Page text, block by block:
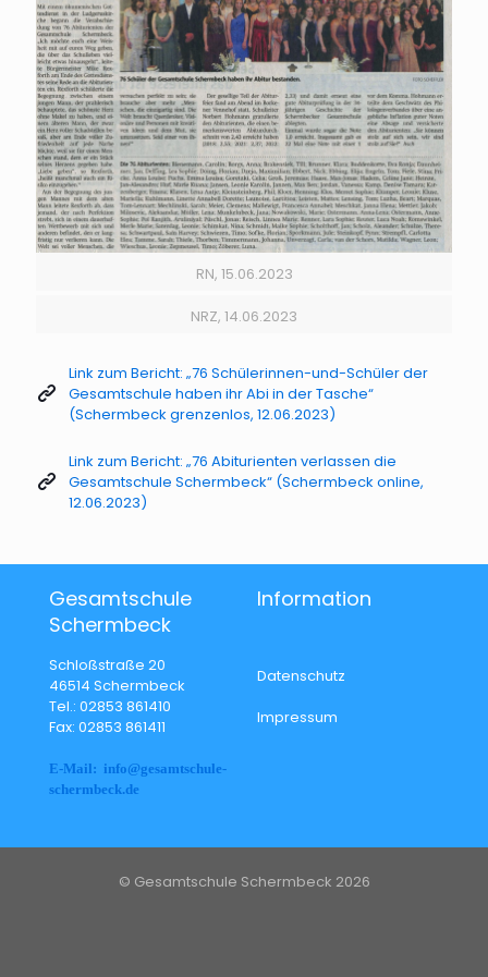
RN, 15.06.2023
NRZ, 14.06.2023
Link zum Bericht: „76 Schülerinnen-und-Schüler der
Gesamtschule haben ihr Abi in der Tasche“
(Schermbeck grenzenlos, 12.06.2023)
Link zum Bericht: „76 Abiturienten verlassen die
Gesamtschule Schermbeck“ (Schermbeck online,
12.06.2023)
Gesamtschule
Schermbeck
Schloßstraße 20
46514 Schermbeck
Tel.: 02853 861410
Fax: 02853 861411
E-Mail: info@gesamtschule-
schermbeck.de
Information
Datenschutz
Impressum
© Gesamtschule Schermbeck 2026